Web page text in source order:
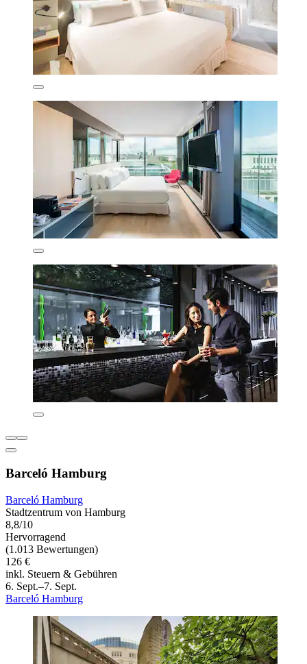
Barceló Hamburg
Barceló Hamburg
Stadtzentrum von Hamburg
8,8/10
Hervorragend
(1.013 Bewertungen)
126 €
inkl. Steuern & Gebühren
6. Sept.–7. Sept.
Barceló Hamburg